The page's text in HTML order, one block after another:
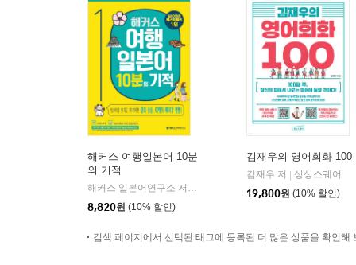
해커스 여행일본어 10분
의 기적
해커스 일본어연구소 저
| 해커스어학연구소
8,820원 (10% 할인)
김재우의 영어회화 100
김재우 저
상상스퀘어
19,800원 (10% 할인)
검색 페이지에서 선택된 태그에 등록된 더 많은 상품을 확인해